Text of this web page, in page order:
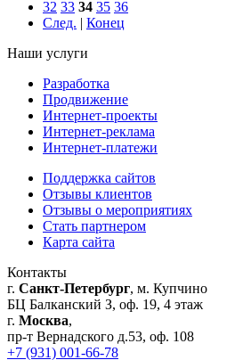
32 33 34 35 36
След. | Конец
Наши услуги
Разработка
Продвижение
Интернет-проекты
Интернет-реклама
Интернет-платежи
Поддержка сайтов
Отзывы клиентов
Отзывы о мероприятиях
Стать партнером
Карта сайта
Контакты
г. Санкт-Петербург, м. Купчино
БЦ Балканский З, оф. 19, 4 этаж
г. Москва,
пр-т Вернадского д.53, оф. 108
+7 (931) 001-66-78